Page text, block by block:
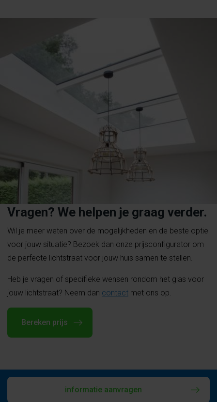
Vragen? We helpen je graag verder.
Wil je meer weten over de mogelijkheden en de beste optie
voor jouw situatie? Bezoek dan onze prijsconfigurator om
de perfecte lichtstraat voor jouw huis samen te stellen.
Heb je vragen of specifieke wensen rondom het glas voor
jouw lichtstraat? Neem dan contact met ons op.
Bereken prijs
informatie aanvragen